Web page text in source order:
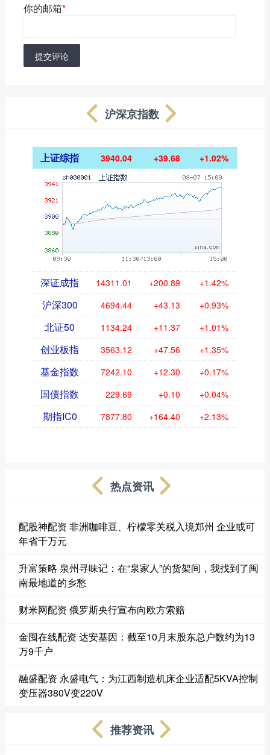
你的邮箱*
提交评论
沪深京指数
上证综指 3940.04 +39.68 +1.02%
深证成指 14311.01 +200.89 +1.42%
沪深300 4694.44 +43.13 +0.93%
北证50 1134.24 +11.37 +1.01%
创业板指 3563.12 +47.56 +1.35%
基金指数 7242.10 +12.30 +0.17%
国债指数 229.69 +0.10 +0.04%
期指IC0 7877.80 +164.40 +2.13%
热点资讯
配股神配资 非洲咖啡豆、柠檬零关税入境郑州 企业或可
年省千万元
升富策略 泉州寻味记：在“泉家人”的货架间，我找到了闽
南最地道的乡愁
财米网配资 俄罗斯央行宣布向欧方索赔
金囤在线配资 达安基因：截至10月末股东总户数约为13
万9千户
融盛配资 永盛电气：为江西制造机床企业适配5KVA控制
变压器380V变220V
推荐资讯